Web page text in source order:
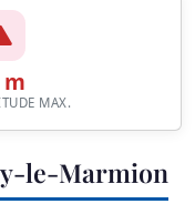
m
MAX.
le-Marmion